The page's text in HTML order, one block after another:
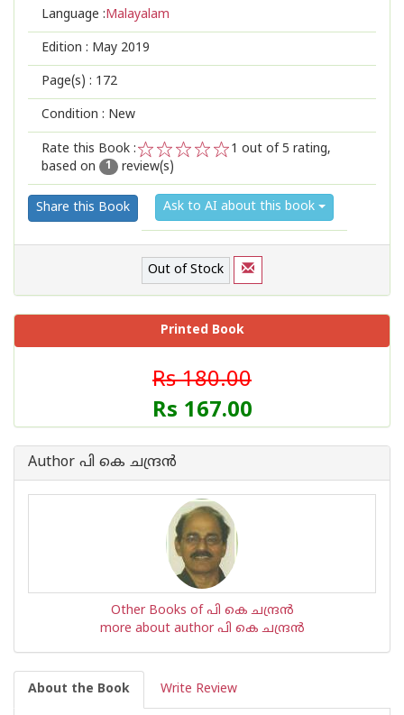
Language :Malayalam
Edition : May 2019
Page(s) : 172
Condition : New
Rate this Book :
2
1
1 out of 5 rating,
based on
1 review(s)
Share this Book Ask to AI about this book
Out of Stock
Printed Book
Rs 180.00
Rs 167.00
Author പി കെ ചന്ദ്രന്‍
Other Books of പി കെ ചന്ദ്രന്‍
more about author പി കെ ചന്ദ്രന്‍
About the Book Write Review